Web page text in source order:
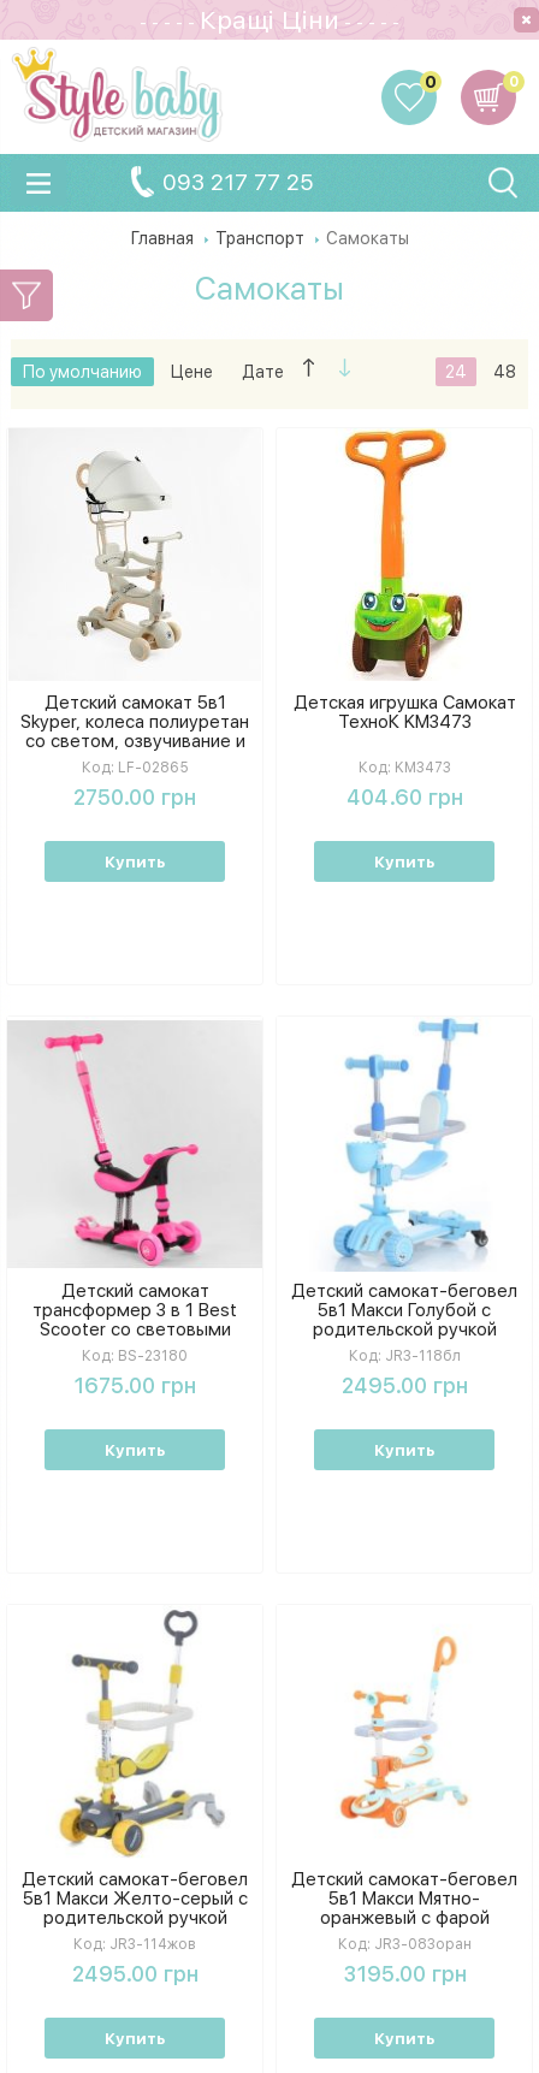
- - - - - Кращi Цiни - - - - -
0
0
093 217 77 25
Главная Транспорт Самокаты
Самокаты
По умолчанию Цене Дате 24 48
Детский самокат 5в1
Skyper, колеса полиуретан
со светом, озвучивание и
подсветка платформы, с
дополнительными
колесами, защитный
Код: LF-02865
2750.00 грн
Купить
Детская игрушка Самокат
ТехноК KM3473
Код: KM3473
404.60 грн
Купить
Детский самокат
трансформер 3 в 1 Best
Scooter со световыми
колесами и
амортизаторами.
Код: BS-23180
1675.00 грн
Купить
Детский самокат-беговел
5в1 Макси Голубой с
родительской ручкой
бампером и
дополнительными колесами
Код: JR3-118бл
2495.00 грн
Купить
Детский самокат-беговел
5в1 Макси Желто-серый с
родительской ручкой
бампером и
дополнительными колесами
Код: JR3-114жов
2495.00 грн
Купить
Детский самокат-беговел
5в1 Макси Мятно-
оранжевый с фарой
проектором и
родительской ручкой
Светится в темноте
Код: JR3-083оран
3195.00 грн
Купить